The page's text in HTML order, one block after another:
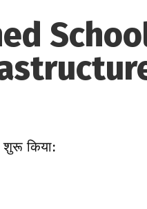
शुरू किया: